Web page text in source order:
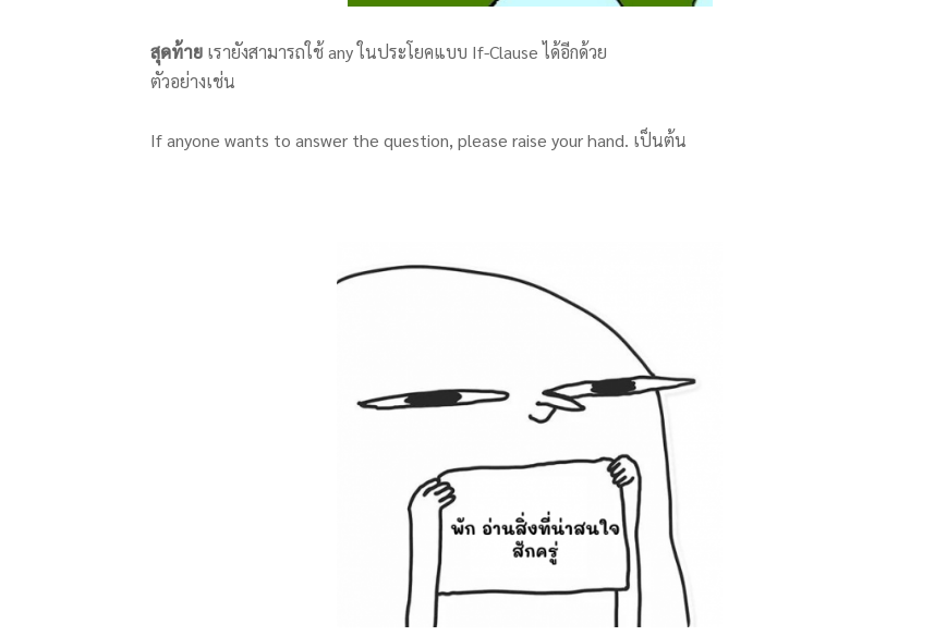
สุดท้าย เรายังสามารถใช้ any ในประโยคแบบ If-Clause ได้อีกด้วย
ตัวอย่างเช่น
If anyone wants to answer the question, please raise your hand. เป็นต้น